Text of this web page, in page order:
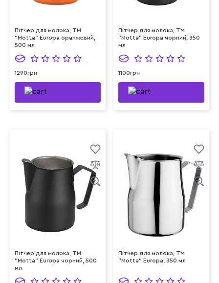
Пітчер для молока, ТМ
"Motta" Europa оранжевий,
500 мл
1290грн
Пітчер для молока, ТМ
"Motta" Europa чорний, 350
мл
1100грн
Пітчер для молока, ТМ
"Motta" Europa чорний, 500
мл
Пітчер для молока, ТМ
"Motta" Europa, 350 мл